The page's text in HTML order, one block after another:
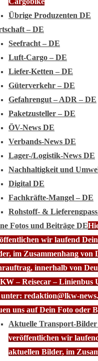
Übrige Produzenten DE
– DE
Seefracht – DE
Luft-Cargo – DE
Liefer-Ketten – DE
Güterverkehr – DE
Gefahrengut – ADR – DE
Paketzusteller – DE
ÖV-News DE
Verbands-News DE
Lager-/Logistik-News DE
Nachhaltigkeit und
Digital DE
Fachkräfte-Mangel – DE
Rohstoff- &
Fotos und Beiträge DE
wir laufend
im Zusammenhang von
innerhalb von
– Reisecar – Linienbus
redaktion@lkw-
uns auf Dein Foto oder
Aktuelle Transport-
veröffentlichen wir
aktuellen Bilder, im